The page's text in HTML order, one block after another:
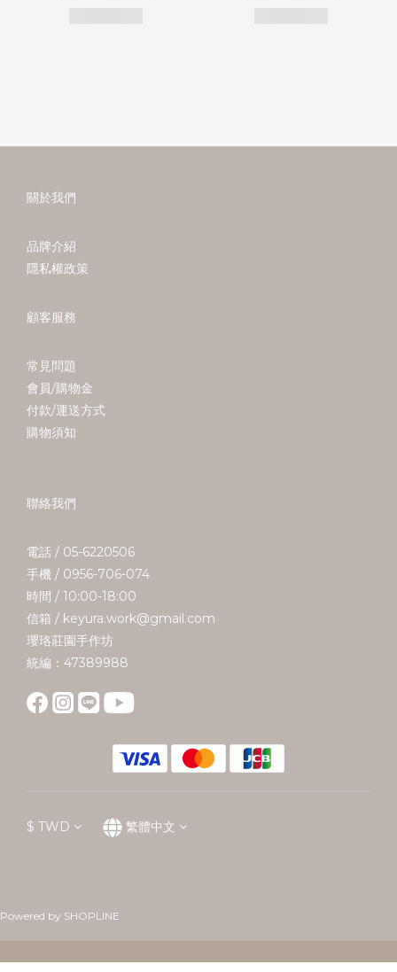
關於我們
品牌介紹
隱私權政策
顧客服務
常見問題
會員/購物金
付款/運送方式
購物須知
聯絡我們
電話 / 05-6220506
手機 / 0956-706-074
時間 / 10:00-18:00
信箱 / keyura.work@gmail.com
瓔珞莊園手作坊
統編：47389988
$ TWD 繁體中文
Powered by SHOPLINE